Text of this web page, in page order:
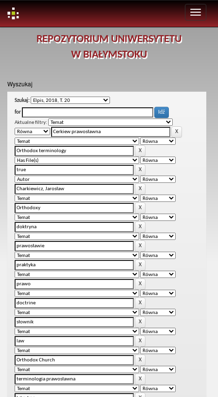
REPOZYTORIUM UNIWERSYTETU
W BIAŁYMSTOKU
Wyszukaj
Szukaj:
for
Aktualne filtry: